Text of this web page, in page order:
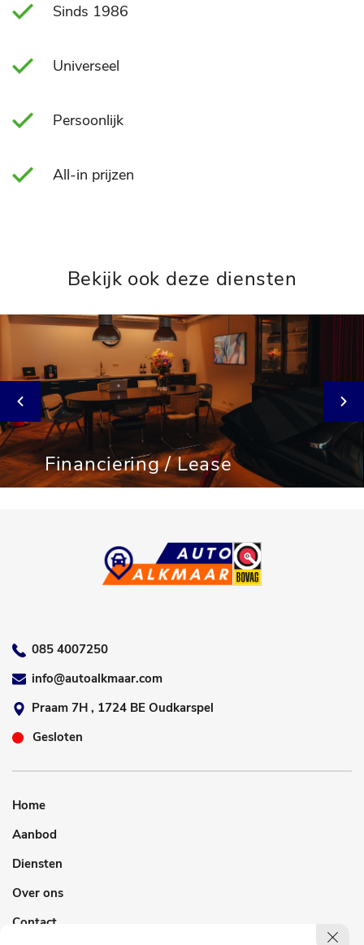
Sinds 1986
Universeel
Persoonlijk
All-in prijzen
Bekijk ook deze diensten
Financiering / Lease
085 4007250
info@autoalkmaar.com
Praam 7H , 1724 BE Oudkarspel
Gesloten
Home
Aanbod
Diensten
Over ons
Contact